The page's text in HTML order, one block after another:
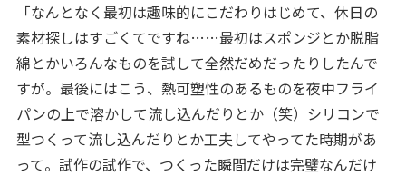
「なんとなく最初は趣味的にこだわりはじめて、休日の
素材探しはすごくてですね……最初はスポンジとか脱脂
綿とかいろんなものを試して全然だめだったりしたんで
すが。最後にはこう、熱可塑性のあるものを夜中フライ
パンの上で溶かして流し込んだりとか（笑）シリコンで
型つくって流し込んだりとか工夫してやってた時期があ
って。試作の試作で、つくった瞬間だけは完璧なんだけ